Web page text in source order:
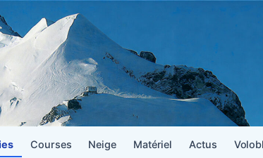
Courses Neige Matériel Actus